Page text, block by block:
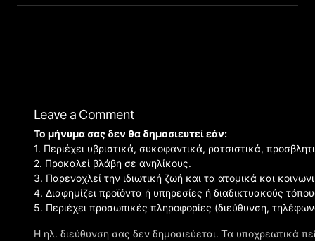
Leave a Comment
Η ηλ. διεύθυνση σας δεν δημοσιεύεται. Τα υποχρεωτικά
Το μήνυμα σας δεν θα δημοσιευτεί εάν:
1. Περιέχει υβριστικά, συκοφαντικά, ρατσιστικά,
2. Προκαλεί βλάβη σε ανηλίκους.
3. Παρενοχλεί την ιδιωτική ζωή και τα ατομικά και
4. Διαφημίζει προϊόντα ή υπηρεσίες ή διαδικτυακούς
5. Περιέχει προσωπικές πληροφορίες (διεύθυνση,